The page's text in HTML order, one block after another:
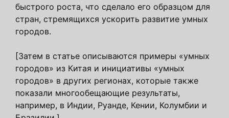
быстрого роста, что сделало его образцом для
стран, стремящихся ускорить развитие умных
городов.
[Затем в статье описываются примеры «умных
городов» из Китая и инициативы «умных
городов» в других регионах, которые также
показали многообещающие результаты,
например, в Индии, Руанде, Кении, Колумбии и